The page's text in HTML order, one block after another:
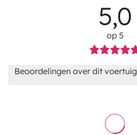
5,0
op 5
Beoordelingen over dit voertuig